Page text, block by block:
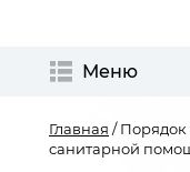
Меню
Главная /
санитарной